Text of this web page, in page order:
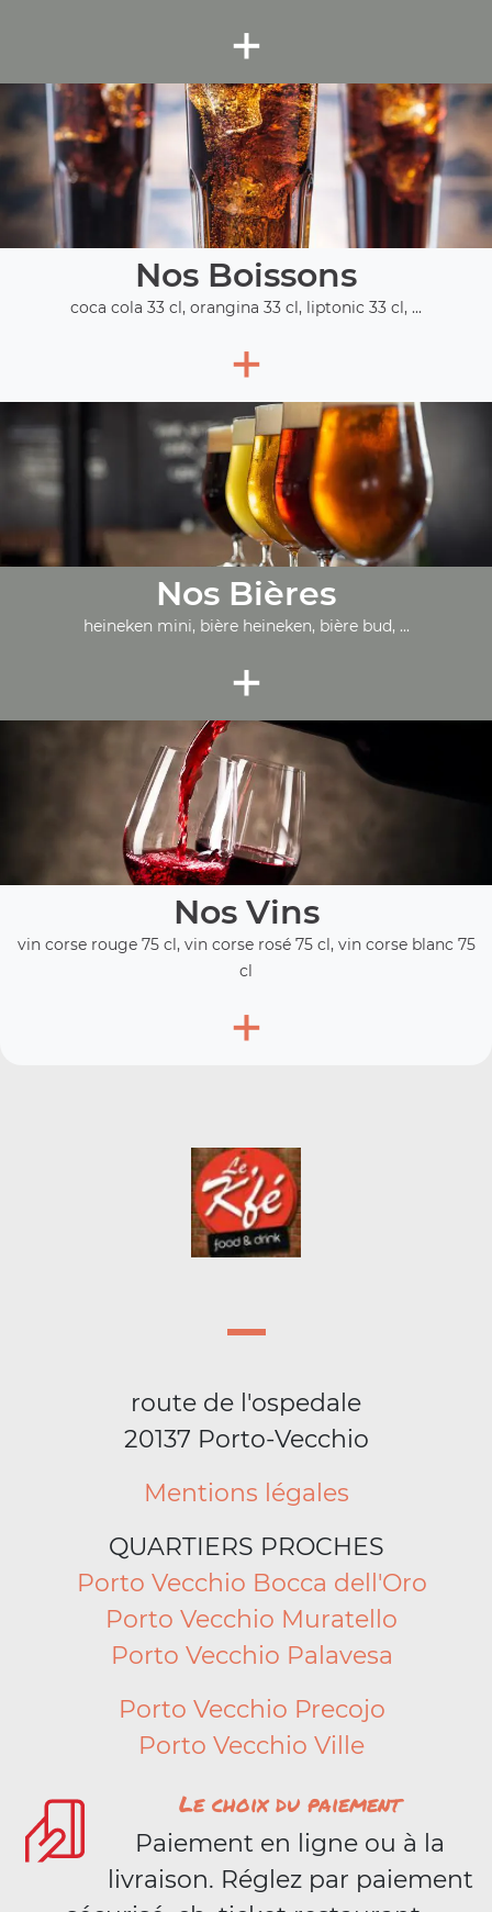
+
Nos Boissons
coca cola 33 cl, orangina 33 cl, liptonic 33 cl, ...
+
Nos Bières
heineken mini, bière heineken, bière bud, ...
+
Nos Vins
vin corse rouge 75 cl, vin corse rosé 75 cl, vin corse blanc 75
cl
+
route de l'ospedale
20137 Porto-Vecchio
Mentions légales
QUARTIERS PROCHES
Porto Vecchio Bocca dell'Oro
Porto Vecchio Muratello
Porto Vecchio Palavesa
Porto Vecchio Precojo
Porto Vecchio Ville
Le choix du paiement
Paiement en ligne ou à la
livraison. Réglez par paiement